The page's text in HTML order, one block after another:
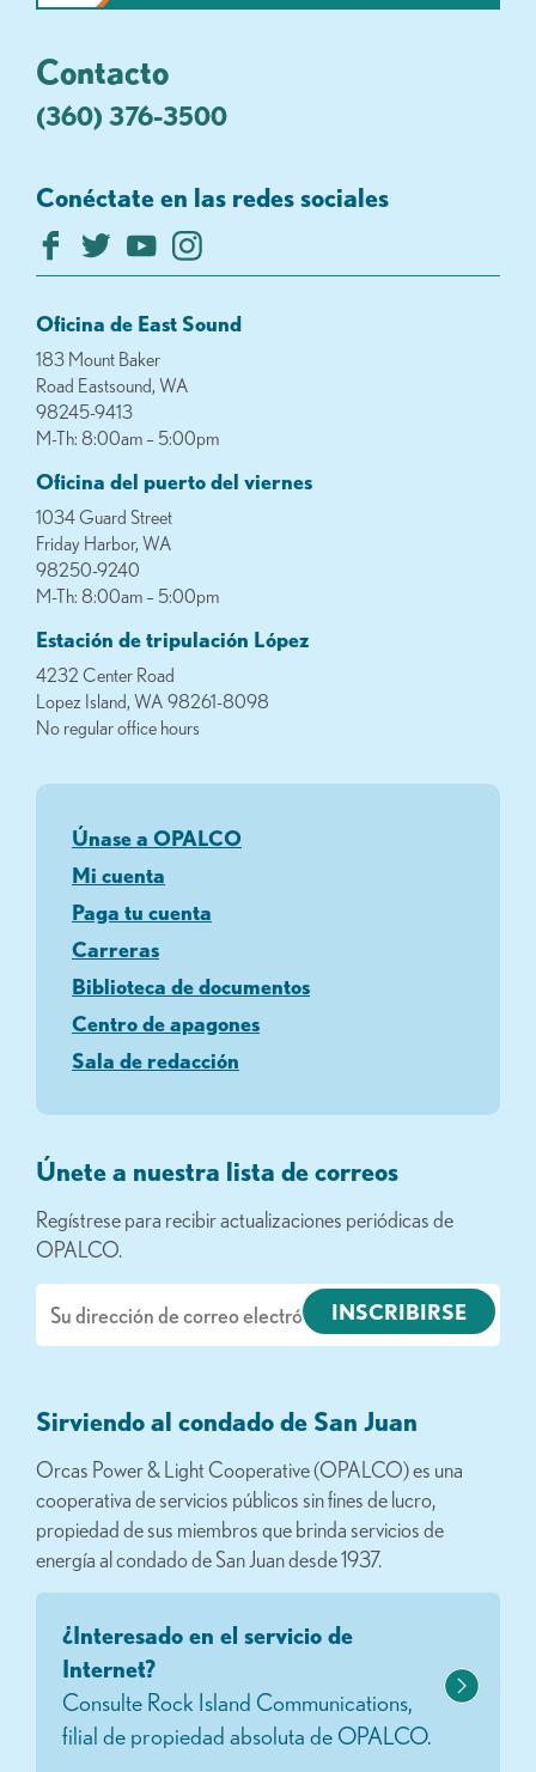
Contacto
(360) 376-3500
Conéctate en las redes sociales
Oficina de East Sound
183 Mount Baker
Road Eastsound, WA
98245-9413
M-Th: 8:00am – 5:00pm
Oficina del puerto del viernes
1034 Guard Street
Friday Harbor, WA
98250-9240
M-Th: 8:00am – 5:00pm
Estación de tripulación López
4232 Center Road
Lopez Island, WA 98261-8098
No regular office hours
Únase a OPALCO
Mi cuenta
Paga tu cuenta
Carreras
Biblioteca de documentos
Centro de apagones
Sala de redacción
Únete a nuestra lista de correos
Regístrese para recibir actualizaciones periódicas de
OPALCO.
electrónico
Sirviendo al condado de San Juan
Orcas Power & Light Cooperative (OPALCO) es una
cooperativa de servicios públicos sin fines de lucro,
propiedad de sus miembros que brinda servicios de
energía al condado de San Juan desde 1937.
¿Interesado en el servicio de
Internet?
Consulte Rock Island Communications,
filial de propiedad absoluta de OPALCO.